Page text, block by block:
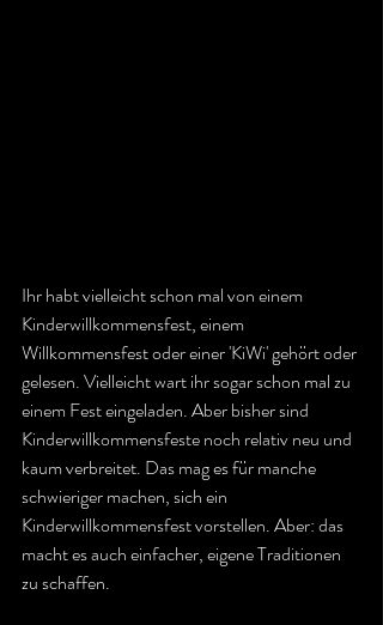
Ihr habt vielleicht schon mal von einem
Kinderwillkommensfest, einem
Willkommensfest oder einer 'KiWi' gehört oder
gelesen. Vielleicht wart ihr sogar schon mal zu
einem Fest eingeladen. Aber bisher sind
Kinderwillkommensfeste noch relativ neu und
kaum verbreitet. Das mag es für manche
schwieriger machen, sich ein
Kinderwillkommensfest vorstellen. Aber: das
macht es auch einfacher, eigene Traditionen
zu schaffen.